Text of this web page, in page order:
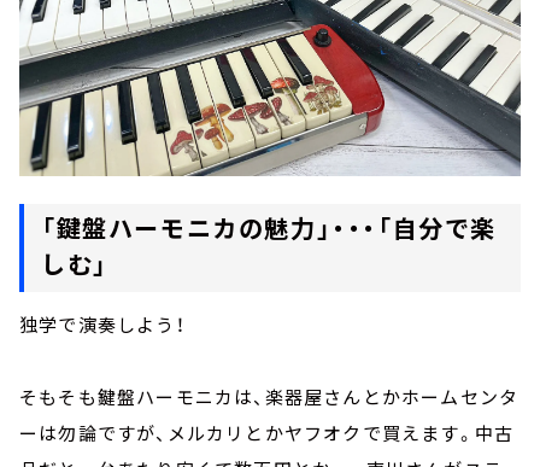
「鍵盤ハーモニカの魅力」・・・「自分で楽
しむ」
独学で演奏しよう！
そもそも鍵盤ハーモニカは、楽器屋さんとかホームセンタ
ーは勿論ですが、メルカリとかヤフオクで買えます。中古